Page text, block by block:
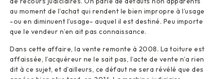
au moment de l’achat qui rendent le bien impropre à l’usage
-ou en diminuent l’usage- auquel il est destiné. Peu importe
que le vendeur n’en ait pas connaissance.
Dans cette affaire, la vente remonte à 2008. La toiture est
affaissée, l’acquéreur ne le sait pas, l’acte de vente n’a rien
dit à ce sujet, et d’ailleurs, ce défaut ne sera révélé que des